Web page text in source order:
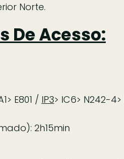
Norte.
De Acesso:
E801 / IP3> IC6> N242-
2h15min